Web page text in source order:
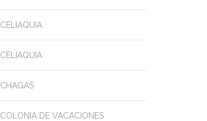
CELIAQUIA
CELIAQUIA
CHAGAS
COLONIA DE VACACIONES